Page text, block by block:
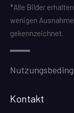
*Alle Bilder
wenigen
gekennzeichnet.
Kontakt